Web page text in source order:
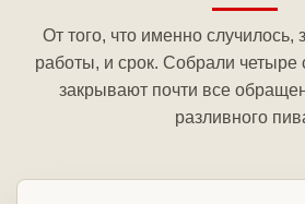
От того, что именно случилось,
работы, и срок. Собрали четыре
закрывают почти все
разливного